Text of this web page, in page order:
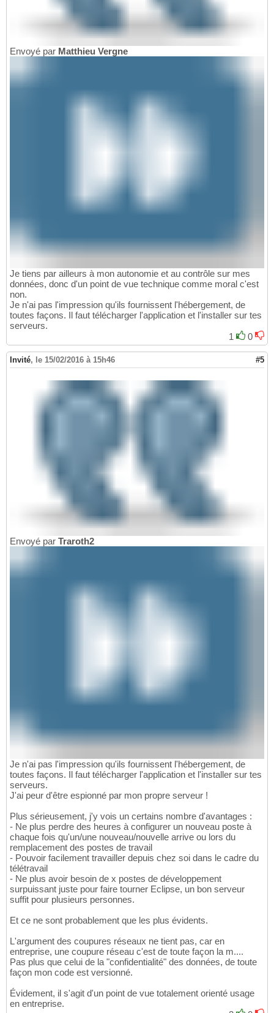
Envoyé par Matthieu Vergne
Je tiens par ailleurs à mon autonomie et au contrôle sur mes
données, donc d'un point de vue technique comme moral c'est
non.
Je n'ai pas l'impression qu'ils fournissent l'hébergement, de
toutes façons. Il faut télécharger l'application et l'installer sur tes
serveurs.
1
0
Invité, le 15/02/2016 à 15h46 #5
Envoyé par Traroth2
Je n'ai pas l'impression qu'ils fournissent l'hébergement, de
toutes façons. Il faut télécharger l'application et l'installer sur tes
serveurs.
J'ai peur d'être espionné par mon propre serveur !
Plus sérieusement, j'y vois un certains nombre d'avantages :
- Ne plus perdre des heures à configurer un nouveau poste à
chaque fois qu'un/une nouveau/nouvelle arrive ou lors du
remplacement des postes de travail
- Pouvoir facilement travailler depuis chez soi dans le cadre du
télétravail
- Ne plus avoir besoin de x postes de développement
surpuissant juste pour faire tourner Eclipse, un bon serveur
suffit pour plusieurs personnes.
Et ce ne sont probablement que les plus évidents.
L'argument des coupures réseaux ne tient pas, car en
entreprise, une coupure réseau c'est de toute façon la m....
Pas plus que celui de la "confidentialité" des données, de toute
façon mon code est versionné.
Évidement, il s'agit d'un point de vue totalement orienté usage
en entreprise.